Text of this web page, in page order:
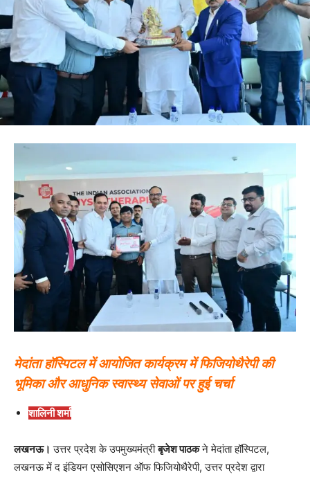
मेदांता हॉस्पिटल में आयोजित कार्यक्रम में फिजियोथैरेपी की
भूमिका और आधुनिक स्वास्थ्य सेवाओं पर हुई चर्चा
शालिनी शर्मा
लखनऊ। उत्तर प्रदेश के उपमुख्यमंत्रीबृजेश पाठकने मेदांता हॉस्पिटल,
लखनऊ में द इंडियन एसोसिएशन ऑफ फिजियोथैरेपी, उत्तर प्रदेश द्वारा